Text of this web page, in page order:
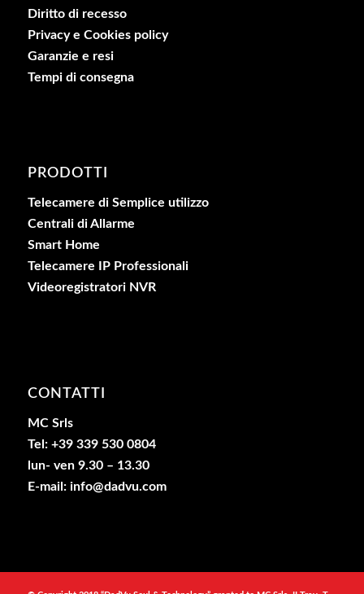
Diritto di recesso
Privacy e Cookies policy
Garanzie e resi
Tempi di consegna
PRODOTTI
Telecamere di Semplice utilizzo
Centrali di Allarme
Smart Home
Telecamere IP Professionali
Videoregistratori NVR
CONTATTI
MC Srls
Tel: +39 339 530 0804
lun- ven 9.30 – 13.30
E-mail: info@dadvu.com